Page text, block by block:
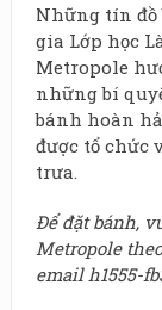
Những tín đồ
gia Lớp học
Metropole
những bí
bánh hoàn
được tổ chức
trưa.
Để đặt bánh,
Metropole
email h1555-